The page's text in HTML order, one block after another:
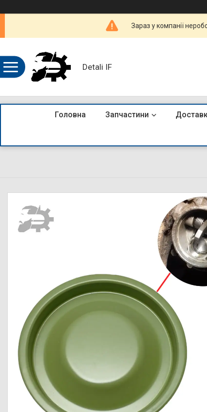
Зараз у компанії
Detali IF
Головна Запчастини